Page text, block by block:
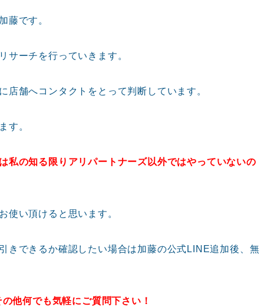
藤です。
サーチを行っていきます。
店舗へコンタクトをとって判断しています。
す。
私の知る限りアリパートナーズ以外ではやっていないの
使い頂けると思います。
きできるか確認したい場合は加藤の公式LINE追加後、無
他何でも気軽にご質問下さい！